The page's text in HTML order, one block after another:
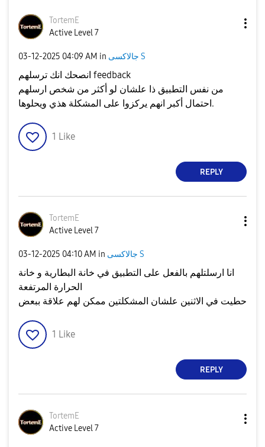
TortemE
Active Level 7
‎03-12-2025 04:09 AM in جالاكسى S
انصحك انك ترسلهم feedback
من نفس التطبيق ذا علشان لو أكثر من شخص ارسلهم
احتمال أكبر انهم يركزوا على المشكلة هذي ويحلوها.
1 Like
REPLY
TortemE
Active Level 7
‎03-12-2025 04:10 AM in جالاكسى S
انا ارسلتلهم بالفعل على التطبيق في خانة البطارية و خانة
الحرارة المرتفعة
حطيت في الاثنين علشان المشكلتين ممكن لهم علاقة ببعض
1 Like
REPLY
TortemE
Active Level 7